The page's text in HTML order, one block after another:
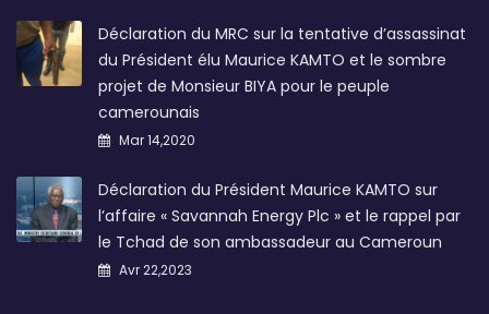
Déclaration du MRC sur la tentative d’assassinat
du Président élu Maurice KAMTO et le sombre
projet de Monsieur BIYA pour le peuple
camerounais
Mar 14,2020
Déclaration du Président Maurice KAMTO sur
l’affaire « Savannah Energy Plc » et le rappel par
le Tchad de son ambassadeur au Cameroun
Avr 22,2023